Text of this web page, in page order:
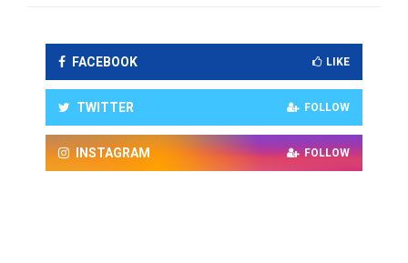
FACEBOOK LIKE
TWITTER FOLLOW
INSTAGRAM FOLLOW